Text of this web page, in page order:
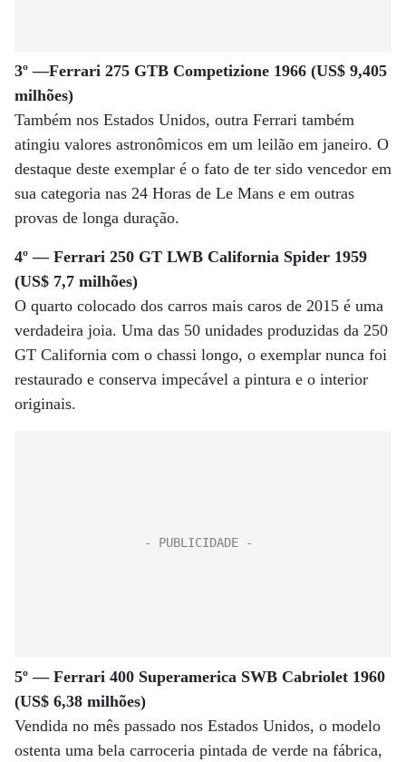
3º —Ferrari 275 GTB Competizione 1966 (US$ 9,405
milhões)
Também nos Estados Unidos, outra Ferrari também
atingiu valores astronômicos em um leilão em janeiro. O
destaque deste exemplar é o fato de ter sido vencedor em
sua categoria nas 24 Horas de Le Mans e em outras
provas de longa duração.
4º — Ferrari 250 GT LWB California Spider 1959
(US$ 7,7 milhões)
O quarto colocado dos carros mais caros de 2015 é uma
verdadeira joia. Uma das 50 unidades produzidas da 250
GT California com o chassi longo, o exemplar nunca foi
restaurado e conserva impecável a pintura e o interior
originais.
5º — Ferrari 400 Superamerica SWB Cabriolet 1960
(US$ 6,38 milhões)
Vendida no mês passado nos Estados Unidos, o modelo
ostenta uma bela carroceria pintada de verde na fábrica,